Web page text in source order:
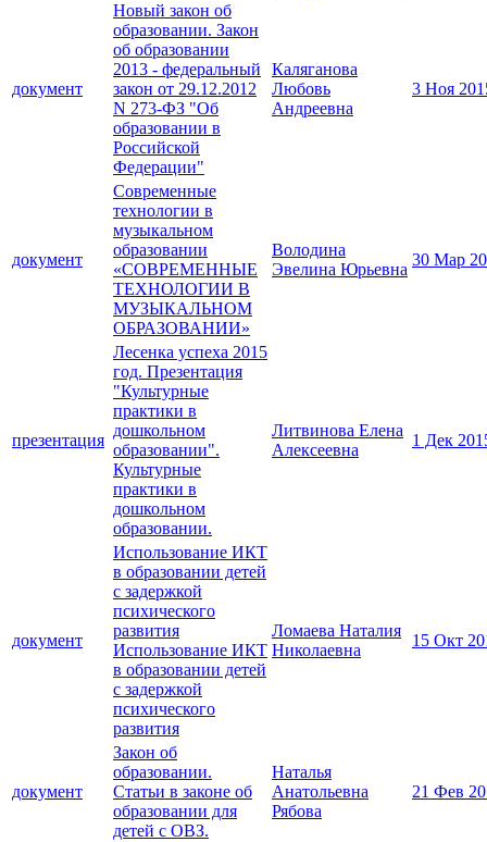
документ
Новый закон об
образовании. Закон
об образовании
2013 - федеральный
закон от 29.12.2012
N 273-ФЗ "Об
образовании в
Российской
Федерации"
Каляганова
Любовь
Андреевна
3 Ноя
документ
Современные
технологии в
музыкальном
образовании
«СОВРЕМЕННЫЕ
ТЕХНОЛОГИИ В
МУЗЫКАЛЬНОМ
ОБРАЗОВАНИИ»
Володина
Эвелина Юрьевна
30 Мар
презентация
Лесенка успеха 2015
год. Презентация
"Культурные
практики в
дошкольном
образовании".
Культурные
практики в
дошкольном
образовании.
Литвинова Елена
Алексеевна
1 Дек
документ
Использование ИКТ
в образовании детей
с задержкой
психического
развития
Использование ИКТ
в образовании детей
с задержкой
психического
развития
Ломаева Наталия
Николаевна
15 Окт
документ
Закон об
образовании.
Статьи в законе об
образовании для
детей с ОВЗ.
Наталья
Анатольевна
Рябова
21 Фев